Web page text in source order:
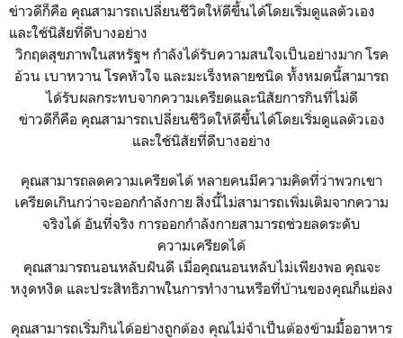
ข่าวดีก็คือ คุณสามารถเปลี่ยนชีวิตให้ดีขึ้นได้โดยเริ่มดูแลตัวเอง
และใช้นิสัยที่ดีบางอย่าง
วิกฤตสุขภาพในสหรัฐฯ กำลังได้รับความสนใจเป็นอย่างมาก โรค
อ้วน เบาหวาน โรคหัวใจ และมะเร็งหลายชนิด ทั้งหมดนี้สามารถ
ได้รับผลกระทบจากความเครียดและนิสัยการกินที่ไม่ดี
ข่าวดีก็คือ คุณสามารถเปลี่ยนชีวิตให้ดีขึ้นได้โดยเริ่มดูแลตัวเอง
และใช้นิสัยที่ดีบางอย่าง
คุณสามารถลดความเครียดได้ หลายคนมีความคิดที่ว่าพวกเขา
เครียดเกินกว่าจะออกกำลังกาย สิ่งนี้ไม่สามารถเพิ่มเติมจากความ
จริงได้ อันที่จริง การออกกำลังกายสามารถช่วยลดระดับ
ความเครียดได้
คุณสามารถนอนหลับฝันดี เมื่อคุณนอนหลับไม่เพียงพอ คุณจะ
หงุดหงิด และประสิทธิภาพในการทำงานหรือที่บ้านของคุณก็แย่ลง
คุณสามารถเริ่มกินได้อย่างถูกต้อง คุณไม่จำเป็นต้องข้ามมื้ออาหาร